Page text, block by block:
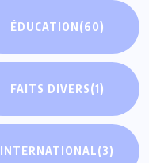
ÉDUCATION(60)
FAITS DIVERS(1)
INTERNATIONAL(3)